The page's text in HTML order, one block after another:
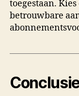
toegestaan.
betrouwbare